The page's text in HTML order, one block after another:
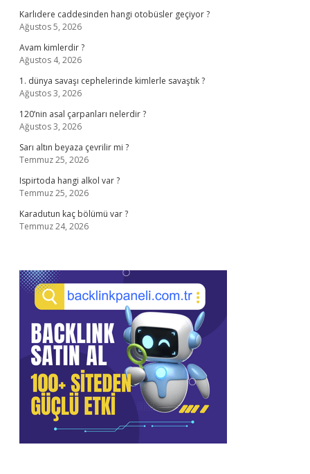
Karlıdere caddesinden hangi otobüsler geçiyor ?
Ağustos 5, 2026
Avam kimlerdir ?
Ağustos 4, 2026
1. dünya savaşı cephelerinde kimlerle savaştık ?
Ağustos 3, 2026
120’nin asal çarpanları nelerdir ?
Ağustos 3, 2026
Sarı altın beyaza çevrilir mi ?
Temmuz 25, 2026
Ispirtoda hangi alkol var ?
Temmuz 25, 2026
Karadutun kaç bölümü var ?
Temmuz 24, 2026